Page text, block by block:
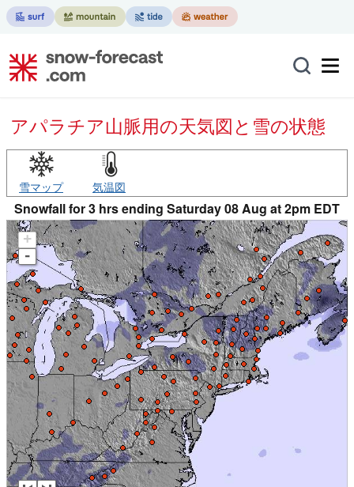
アパラチア山脈用の天気図と雪の状態
雪マップ 気温図
Snowfall for 3 hrs ending Saturday 08 Aug at 2pm EDT
+
-